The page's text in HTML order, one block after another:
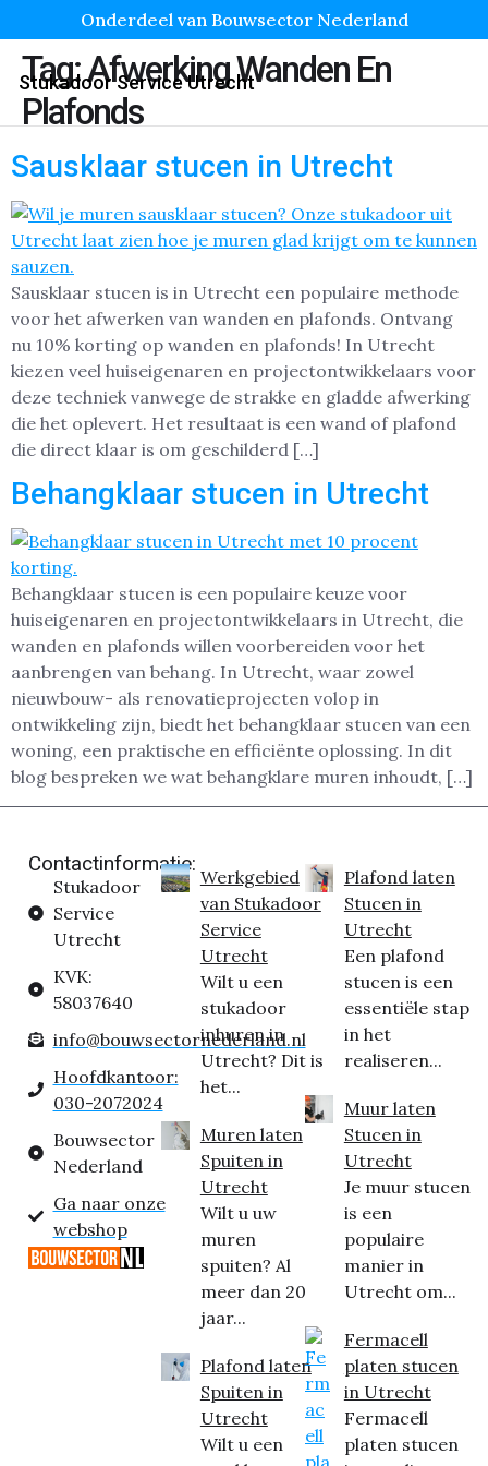
Onderdeel van Bouwsector Nederland
Stukadoor Service Utrecht
Tag:Afwerking Wanden En
Plafonds
Sausklaar stucen in Utrecht
Sausklaar stucen is in Utrecht een populaire methode
voor het afwerken van wanden en plafonds. Ontvang
nu 10% korting op wanden en plafonds! In Utrecht
kiezen veel huiseigenaren en projectontwikkelaars voor
deze techniek vanwege de strakke en gladde afwerking
die het oplevert. Het resultaat is een wand of plafond
die direct klaar is om geschilderd […]
Behangklaar stucen in Utrecht
Behangklaar stucen is een populaire keuze voor
huiseigenaren en projectontwikkelaars in Utrecht, die
wanden en plafonds willen voorbereiden voor het
aanbrengen van behang. In Utrecht, waar zowel
nieuwbouw- als renovatieprojecten volop in
ontwikkeling zijn, biedt het behangklaar stucen van een
woning, een praktische en efficiënte oplossing. In dit
blog bespreken we wat behangklare muren inhoudt, […]
Contactinformatie:
Stukadoor
Service
Utrecht
KVK:
58037640
info@bouwsectornederland.nl
Hoofdkantoor:
030-2072024
Bouwsector
Nederland
Ga naar onze
webshop
Werkgebied
van Stukadoor
Service
Utrecht
Wilt u een
stukadoor
inhuren in
Utrecht? Dit is
het...
Muren laten
Spuiten in
Utrecht
Wilt u uw
muren
spuiten? Al
meer dan 20
jaar...
Plafond laten
Spuiten in
Utrecht
Wilt u een
Plafond laten
Stucen in
Utrecht
Een plafond
stucen is een
essentiële stap
in het
realiseren...
Muur laten
Stucen in
Utrecht
Je muur stucen
is een
populaire
manier in
Utrecht om...
Fermacell
platen stucen
in Utrecht
Fermacell
platen stucen